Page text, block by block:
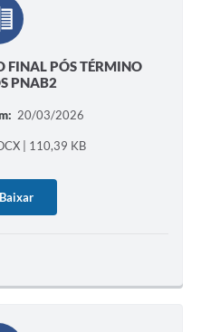
FINAL PÓS TÉRMINO
PNAB2
20/03/2026
| 110,39 KB
Baixar